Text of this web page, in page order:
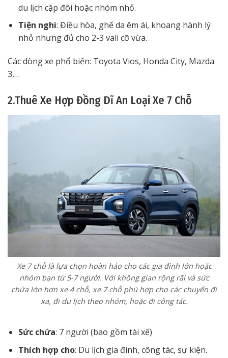
du lịch cặp đôi hoặc nhóm nhỏ.
Tiện nghi: Điều hòa, ghế da êm ái, khoang hành lý
nhỏ nhưng đủ cho 2-3 vali cỡ vừa.
Các dòng xe phổ biến: Toyota Vios, Honda City, Mazda
3,…
2.Thuê Xe Hợp Đồng Dĩ An Loại Xe 7 Chỗ
Xe 7 chỗ là lựa chọn hoàn hảo cho các gia đình lớn hoặc
nhóm bạn từ 5-7 người. Với không gian rộng rãi và sức
chứa lớn hơn xe 4 chỗ, xe 7 chỗ phù hợp cho các chuyến đi
xa, đi du lịch theo nhóm, hoặc đi công tác.
Sức chứa: 7 người (bao gồm tài xế)
Thích hợp cho: Du lịch gia đình, công tác, sự kiện.